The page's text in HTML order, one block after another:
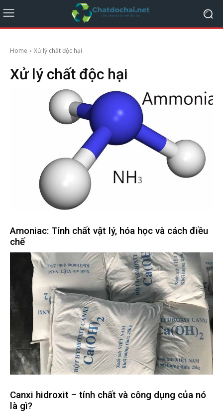
Home Xử lý chất độc hại
Xử lý chất độc hại
Amoniac: Tính chất vật lý, hóa học và cách điều
chế
Canxi hidroxit – tính chất và công dụng của nó
là gì?